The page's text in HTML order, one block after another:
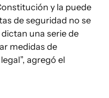
y la puede
de seguridad no se
una serie de
medidas de
agregó el